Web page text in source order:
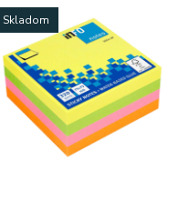
Skladom